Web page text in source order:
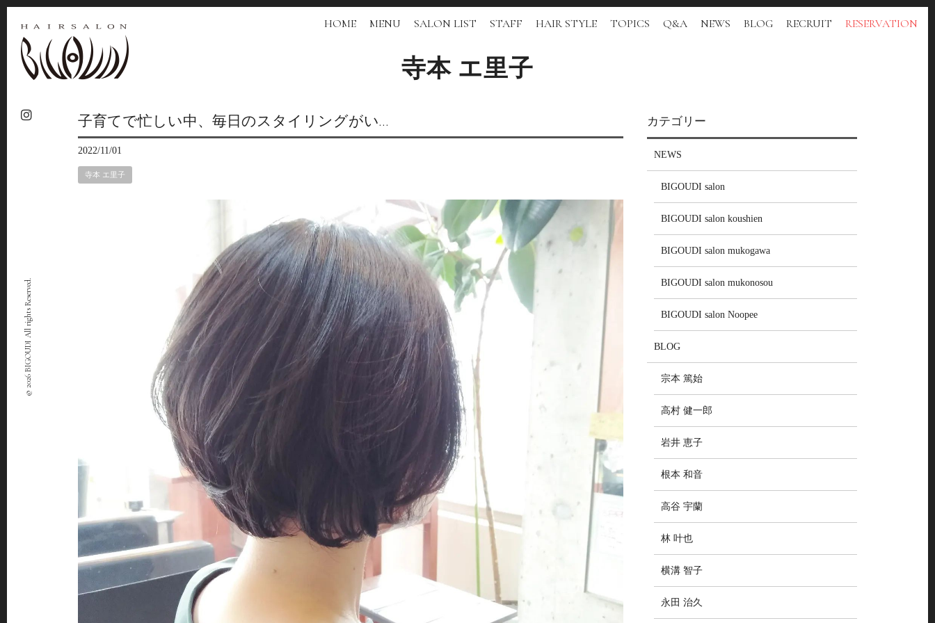
HOME MENU SALON LIST STAFF HAIR STYLE TOPICS Q&A NEWS BLOG RECRUIT RESERVATION
© 2026 BIGOUDI All rights Reserved.
寺本 エ里子
子育てで忙しい中、毎日のスタイリングがい…
2022/11/01
寺本 エ里子
カテゴリー
NEWS
BIGOUDI salon
BIGOUDI salon koushien
BIGOUDI salon mukogawa
BIGOUDI salon mukonosou
BIGOUDI salon Noopee
BLOG
宗本 篤始
高村 健一郎
岩井 恵子
根本 和音
高谷 宇蘭
林 叶也
横溝 智子
永田 治久